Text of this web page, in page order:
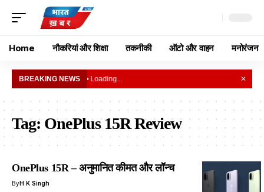
Home नौकरियां और शिक्षा तकनीकी ऑटो और वाहन मनोरंजन
BREAKING NEWS • Loading... ✕
Tag: OnePlus 15R Review
OnePlus 15R – अनुमानित कीमत और लॉन्च
ByH K Singh